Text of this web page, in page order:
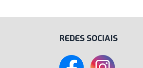
REDES SOCIAIS